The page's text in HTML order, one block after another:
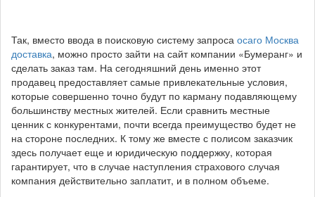
Так, вместо ввода в поисковую систему запроса осаго Москва
доставка, можно просто зайти на сайт компании «Бумеранг» и
сделать заказ там. На сегодняшний день именно этот
продавец предоставляет самые привлекательные условия,
которые совершенно точно будут по карману подавляющему
большинству местных жителей. Если сравнить местные
ценник с конкурентами, почти всегда преимущество будет не
на стороне последних. К тому же вместе с полисом заказчик
здесь получает еще и юридическую поддержку, которая
гарантирует, что в случае наступления страхового случая
компания действительно заплатит, и в полном объеме.